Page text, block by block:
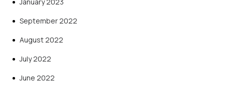
September 2022
August 2022
July 2022
June 2022